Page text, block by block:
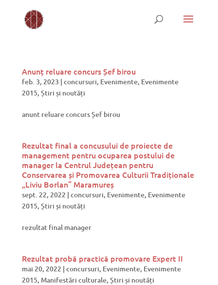
Anunț reluare concurs Șef birou
feb. 3, 2023 | concursuri, Evenimente, Evenimente
2015, Știri și noutăți
anunt reluare concurs Șef birou
Rezultat final a concusului de proiecte de
management pentru ocuparea postului de
manager la Centrul Județean pentru
Conservarea și Promovarea Culturii Tradiționale
„Liviu Borlan” Maramureș
sept. 22, 2022 | concursuri, Evenimente, Evenimente
2015, Știri și noutăți
rezultat final manager
Rezultat probă practică promovare Expert II
mai 20, 2022 | concursuri, Evenimente, Evenimente
2015, Manifestări culturale, Știri și noutăți